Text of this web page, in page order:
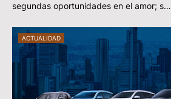
segundas oportunidades en el amor; s…
ACTUALIDAD